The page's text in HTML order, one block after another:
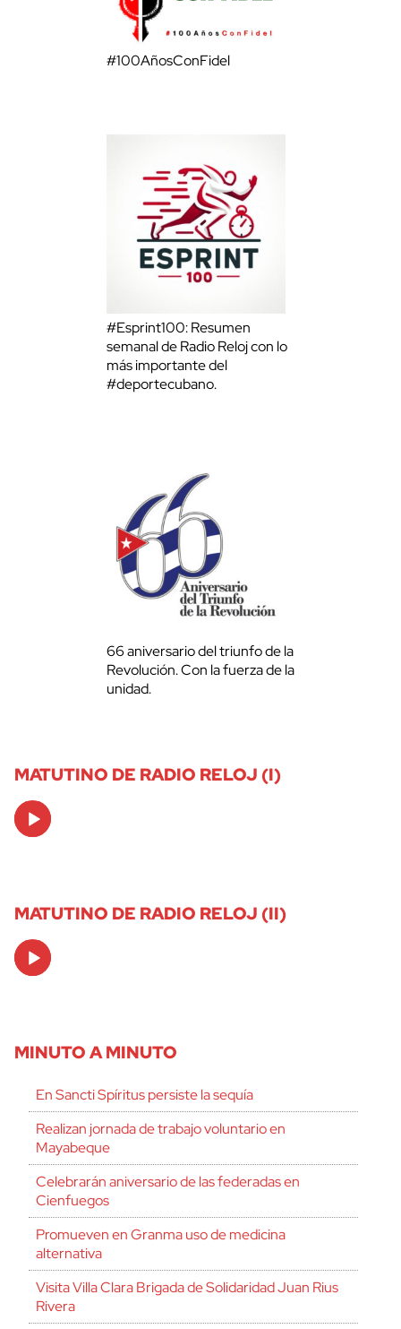
#100AñosConFidel
#Esprint100: Resumen
semanal de Radio Reloj con lo
más importante del
#deportecubano.
66 aniversario del triunfo de la
Revolución. Con la fuerza de la
unidad.
MATUTINO DE RADIO RELOJ (I)
Audio
Player
MATUTINO DE RADIO RELOJ (II)
Audio
Player
MINUTO A MINUTO
En Sancti Spíritus persiste la sequía
Realizan jornada de trabajo voluntario en
Mayabeque
Celebrarán aniversario de las federadas en
Cienfuegos
Promueven en Granma uso de medicina
alternativa
Visita Villa Clara Brigada de Solidaridad Juan Rius
Rivera